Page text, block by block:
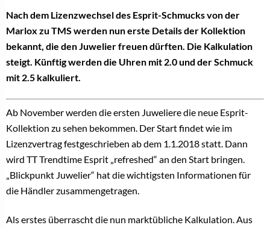
Nach dem Lizenzwechsel des Esprit-Schmucks von der
Marlox zu TMS werden nun erste Details der Kollektion
bekannt, die den Juwelier freuen dürften. Die Kalkulation
steigt. Künftig werden die Uhren mit 2.0 und der Schmuck
mit 2.5 kalkuliert.
Ab November werden die ersten Juweliere die neue Esprit-
Kollektion zu sehen bekommen. Der Start findet wie im
Lizenzvertrag festgeschrieben ab dem 1.1.2018 statt. Dann
wird TT Trendtime Esprit „refreshed“ an den Start bringen.
„Blickpunkt Juwelier“ hat die wichtigsten Informationen für
die Händler zusammengetragen.
Als erstes überrascht die nun marktübliche Kalkulation. Aus